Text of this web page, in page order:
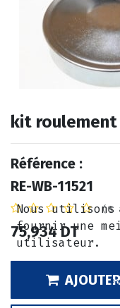
kit
Référence :
RE-WB-11521
(0
75,934DT
Nous utilisons
fournir une
utilisateur.